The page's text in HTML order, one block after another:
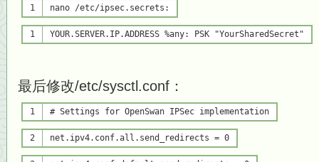
1 nano /etc/ipsec.secrets:
1 YOUR.SERVER.IP.ADDRESS %any: PSK "YourSharedSecret"
最后修改/etc/sysctl.conf：
1 # Settings for OpenSwan IPSec implementation
2 net.ipv4.conf.all.send_redirects = 0